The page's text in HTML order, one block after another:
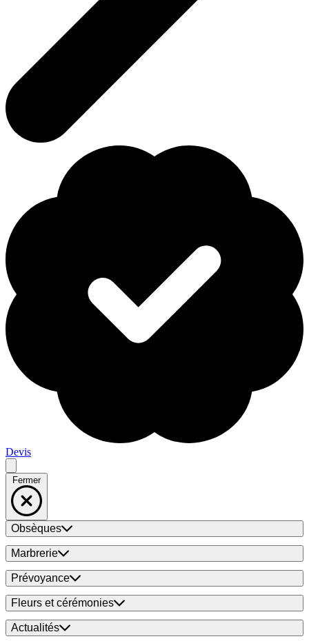
Devis
Fermer
Obsèques
Marbrerie
Prévoyance
Fleurs et cérémonies
Actualités